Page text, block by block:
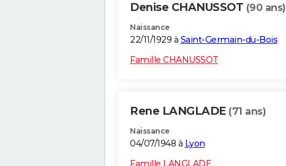
Denise CHANUSSOT (90 ans)
Naissance
22/11/1929 à Saint-Germain-du-Bois
Famille CHANUSSOT
Rene LANGLADE (71 ans)
Naissance
04/07/1948 à Lyon
Famille LANGLADE